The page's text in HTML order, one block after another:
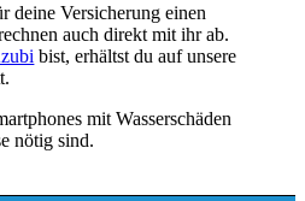
deine Versicherung einen
auch direkt mit ihr ab.
bist, erhältst du auf unsere
mit Wasserschäden
nötig sind.